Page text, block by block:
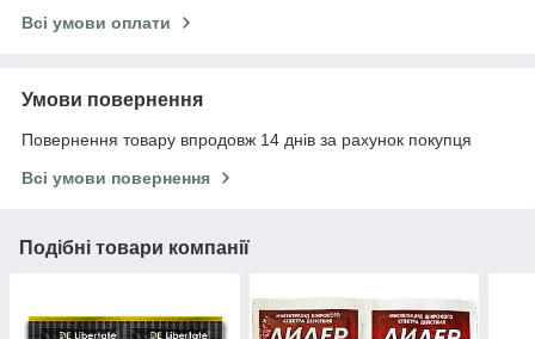
Всі умови оплати
Умови повернення
Повернення товару впродовж 14 днів за рахунок покупця
Всі умови повернення
Подібні товари компанії